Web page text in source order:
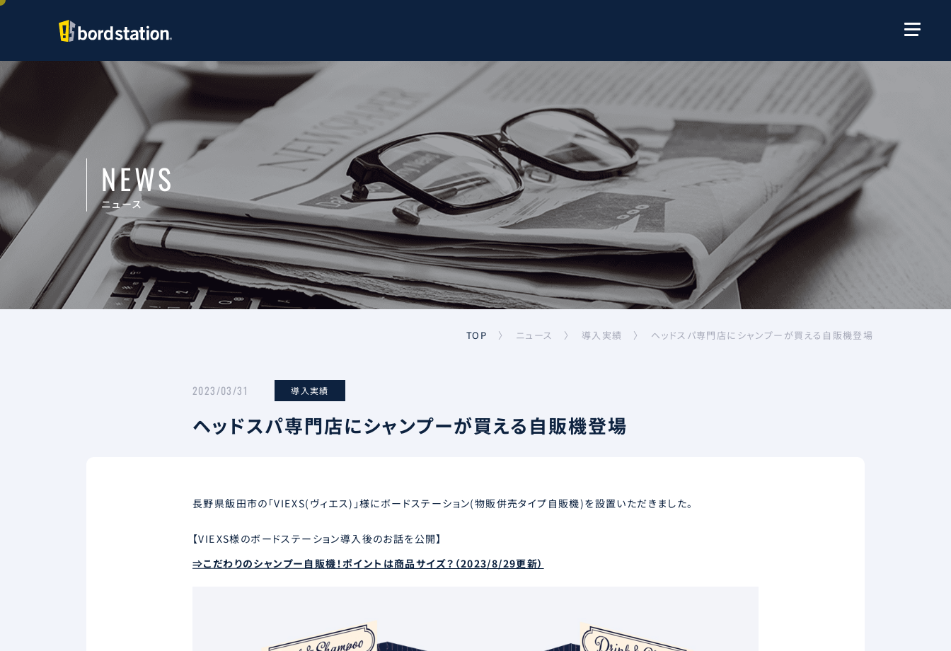
TOP 〉 ニュース 〉 導入実績 〉 ヘッドスパ専門店にシャンプーが買える自販機登場
NEWS
ニュース
2023/03/31 導入実績
ヘッドスパ専門店にシャンプーが買える自販機登場
長野県飯田市の「VIEXS(ヴィエス)」様にボードステーション(物販併売タイプ自販機)を設置いただきました。
【VIEXS様のボードステーション導入後のお話を公開】
⇒こだわりのシャンプー自販機！ポイントは商品サイズ？（2023/8/29更新）